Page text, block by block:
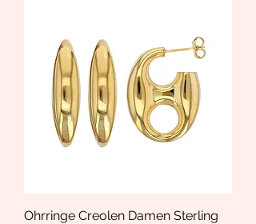
Ohrringe Creolen Damen Sterling